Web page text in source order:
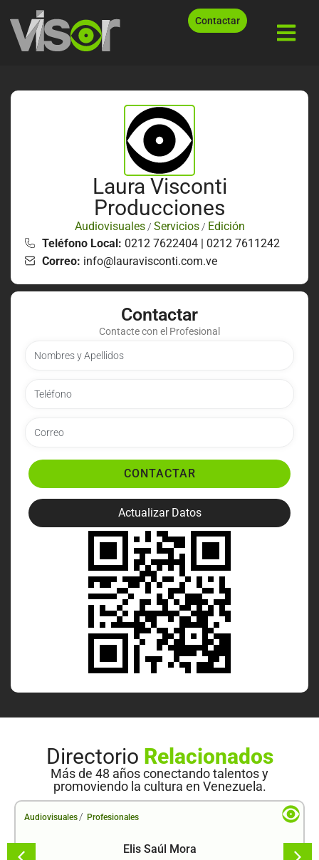
Contactar
Laura Visconti
Producciones
Audiovisuales/ Servicios/ Edición
Teléfono Local: 0212 7622404 | 0212 7611242
Correo: info@lauravisconti.com.ve
Contactar
Contacte con el Profesional
CONTACTAR
Actualizar Datos
Directorio Relacionados
Más de 48 años conectando talentos y
promoviendo la cultura en Venezuela.
Audiovisuales / Profesionales
Elis Saúl Mora